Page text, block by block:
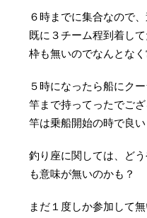
６時までに集合なので
既に３チーム程到着し
枠も無いのでなんとな
５時になったら船にク
竿まで持ってったでござ
竿は乗船開始の時で良
釣り座に関しては、ど
も意味が無いのかも？
まだ１度しか参加して